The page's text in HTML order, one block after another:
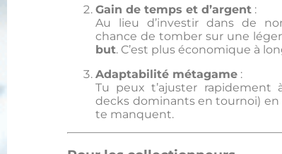
Gain de temps et d’argent :
Au lieu d’investir dans de
chance de tomber sur une
but. C’est plus économique à
Adaptabilité métagame :
Tu peux t’ajuster rapidement
decks dominants en tournoi)
te manquent.